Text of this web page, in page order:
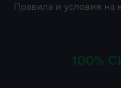
Правила и условия на
100%